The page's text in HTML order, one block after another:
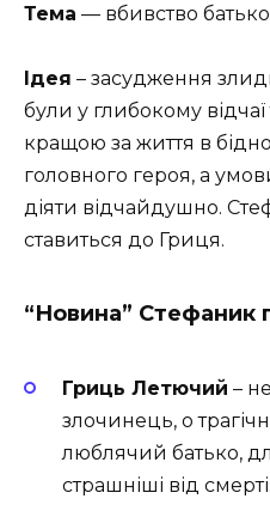
Тема — вбивство
Ідея – засудження
були у глибокому
кращою за життя в
головного героя, а
діяти відчайдушно.
ставиться до Гриця.
“Новина” Стефаник
Гриць Летючий –
злочинець, о
люблячий батько,
страшніші від смерті.